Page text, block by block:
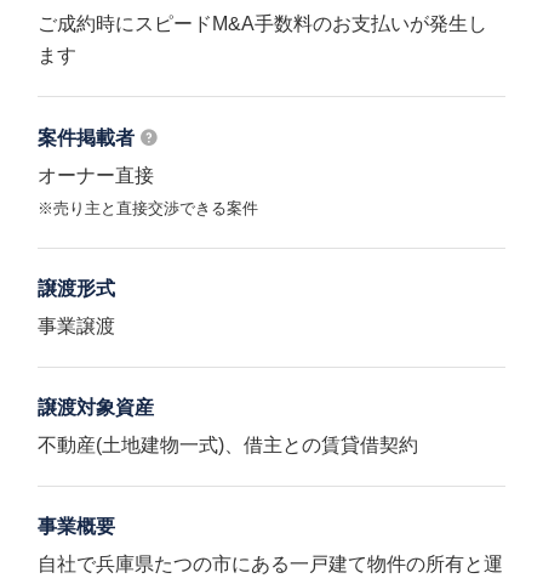
ご成約時にスピードM&A手数料のお支払いが発生し
ます
案件掲載者
オーナー直接
※売り主と直接交渉できる案件
譲渡形式
事業譲渡
譲渡対象資産
不動産(土地建物一式)、借主との賃貸借契約
事業概要
自社で兵庫県たつの市にある一戸建て物件の所有と運